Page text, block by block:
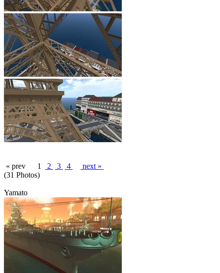
« prev 1 2 3 4
next »
(31 Photos)
Yamato